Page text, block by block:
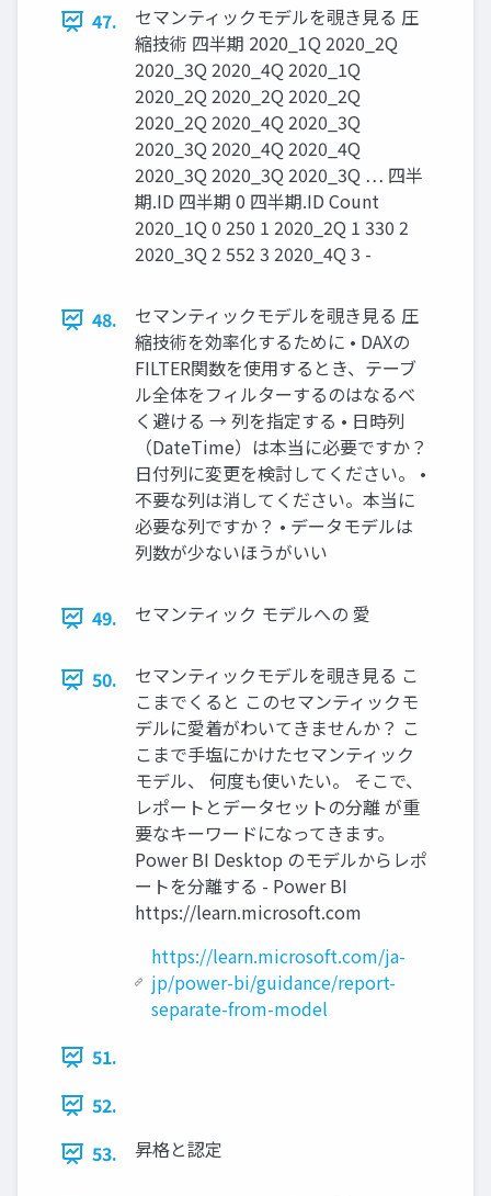
47.
セマンティックモデルを覗き見る 圧
縮技術 四半期 2020_1Q 2020_2Q
2020_3Q 2020_4Q 2020_1Q
2020_2Q 2020_2Q 2020_2Q
2020_2Q 2020_4Q 2020_3Q
2020_3Q 2020_4Q 2020_4Q
2020_3Q 2020_3Q 2020_3Q … 四半
期.ID 四半期 0 四半期.ID Count
2020_1Q 0 250 1 2020_2Q 1 330 2
2020_3Q 2 552 3 2020_4Q 3 -
48.
セマンティックモデルを覗き見る 圧
縮技術を効率化するために • DAXの
FILTER関数を使用するとき、テーブ
ル全体をフィルターするのはなるべ
く避ける → 列を指定する • 日時列
（DateTime）は本当に必要ですか？
日付列に変更を検討してください。 •
不要な列は消してください。本当に
必要な列ですか？ • データモデルは
列数が少ないほうがいい
49. セマンティック モデルへの 愛
50.
セマンティックモデルを覗き見る こ
こまでくると このセマンティックモ
デルに愛着がわいてきませんか？ こ
こまで手塩にかけたセマンティック
モデル、 何度も使いたい。 そこで、
レポートとデータセットの分離 が重
要なキーワードになってきます。
Power BI Desktop のモデルからレポ
ートを分離する - Power BI
https://learn.microsoft.com
https://learn.microsoft.com/ja-
jp/power-bi/guidance/report-
separate-from-model
51.
52.
53.
昇格と認定